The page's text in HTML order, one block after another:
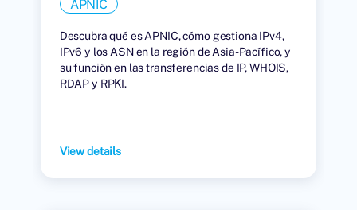
APNIC
Descubra qué es APNIC, cómo gestiona IPv4,
IPv6 y los ASN en la región de Asia-Pacífico, y
su función en las transferencias de IP, WHOIS,
RDAP y RPKI.
View details